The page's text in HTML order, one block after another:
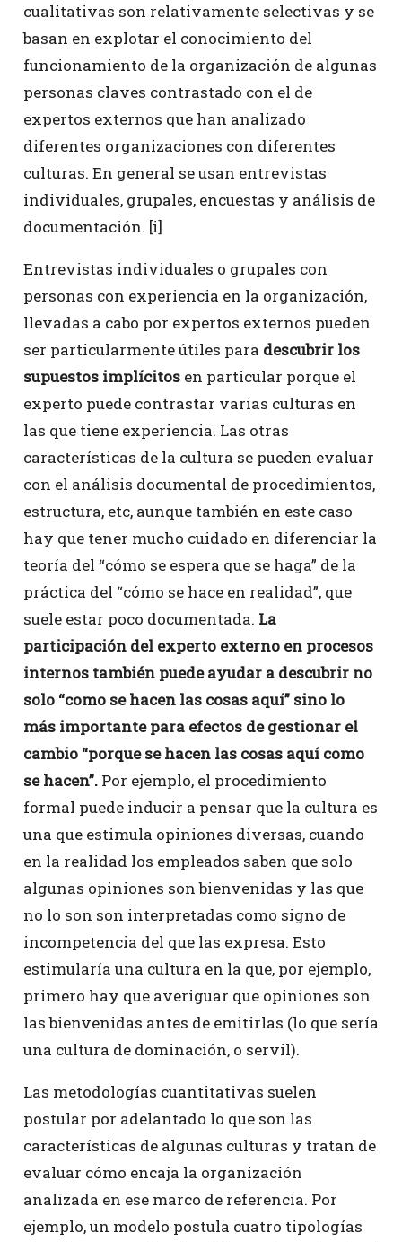
cualitativas son relativamente selectivas y se
basan en explotar el conocimiento del
funcionamiento de la organización de algunas
personas claves contrastado con el de
expertos externos que han analizado
diferentes organizaciones con diferentes
culturas. En general se usan entrevistas
individuales, grupales, encuestas y análisis de
documentación. [i]
Entrevistas individuales o grupales con
personas con experiencia en la organización,
llevadas a cabo por expertos externos pueden
ser particularmente útiles para descubrir los
supuestos implícitos en particular porque el
experto puede contrastar varias culturas en
las que tiene experiencia. Las otras
características de la cultura se pueden evaluar
con el análisis documental de procedimientos,
estructura, etc, aunque también en este caso
hay que tener mucho cuidado en diferenciar la
teoría del “cómo se espera que se haga” de la
práctica del “cómo se hace en realidad”, que
suele estar poco documentada. La
participación del experto externo en procesos
internos también puede ayudar a descubrir no
solo “como se hacen las cosas aquí” sino lo
más importante para efectos de gestionar el
cambio “porque se hacen las cosas aquí como
se hacen”. Por ejemplo, el procedimiento
formal puede inducir a pensar que la cultura es
una que estimula opiniones diversas, cuando
en la realidad los empleados saben que solo
algunas opiniones son bienvenidas y las que
no lo son son interpretadas como signo de
incompetencia del que las expresa. Esto
estimularía una cultura en la que, por ejemplo,
primero hay que averiguar que opiniones son
las bienvenidas antes de emitirlas (lo que sería
una cultura de dominación, o servil).
Las metodologías cuantitativas suelen
postular por adelantado lo que son las
características de algunas culturas y tratan de
evaluar cómo encaja la organización
analizada en ese marco de referencia. Por
ejemplo, un modelo postula cuatro tipologías